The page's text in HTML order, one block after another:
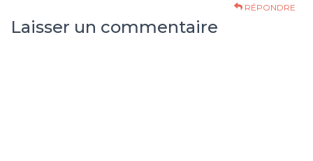
RÉPONDRE
Laisser un commentaire